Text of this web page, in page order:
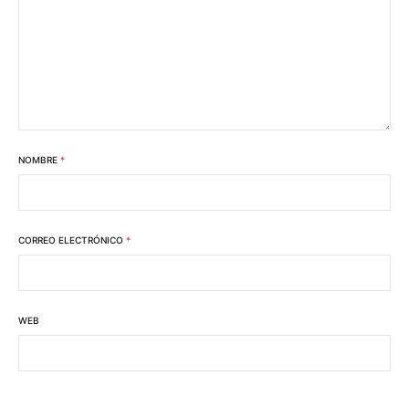
NOMBRE *
CORREO ELECTRÓNICO *
WEB